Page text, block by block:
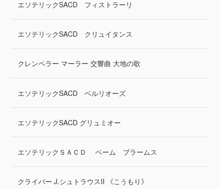
エソテリックSACD フィストラーリ
エソテリックSACD クリュイタンス
クレンペラー マーラー 交響曲 大地の歌
エソテリックSACD ベルリオーズ
エソテリックSACD グリュミオー
エソテリックＳＡＣＤ ベーム ブラームス
クライバー J.シュトラウスII 《こうもり》